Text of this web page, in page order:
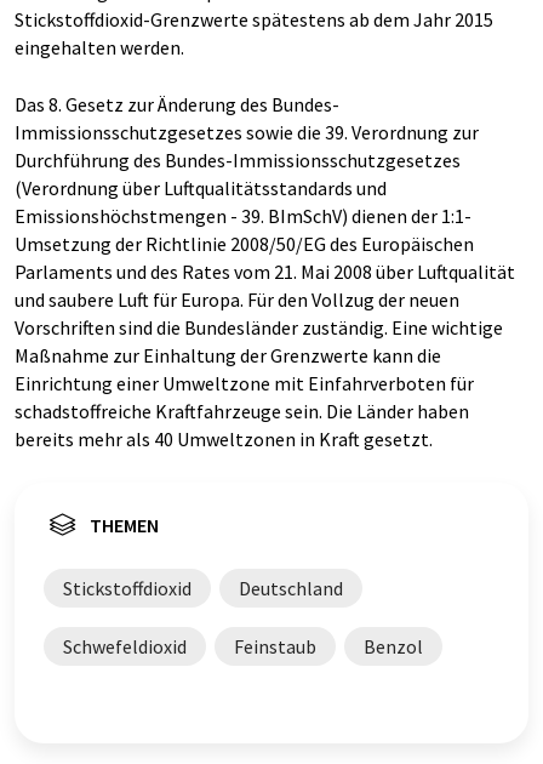
Stickstoffdioxid-Grenzwerte spätestens ab dem Jahr 2015
eingehalten werden.
Das 8. Gesetz zur Änderung des Bundes-
Immissionsschutzgesetzes sowie die 39. Verordnung zur
Durchführung des Bundes-Immissionsschutzgesetzes
(Verordnung über Luftqualitätsstandards und
Emissionshöchstmengen - 39. BImSchV) dienen der 1:1-
Umsetzung der Richtlinie 2008/50/EG des Europäischen
Parlaments und des Rates vom 21. Mai 2008 über Luftqualität
und saubere Luft für Europa. Für den Vollzug der neuen
Vorschriften sind die Bundesländer zuständig. Eine wichtige
Maßnahme zur Einhaltung der Grenzwerte kann die
Einrichtung einer Umweltzone mit Einfahrverboten für
schadstoffreiche Kraftfahrzeuge sein. Die Länder haben
bereits mehr als 40 Umweltzonen in Kraft gesetzt.
THEMEN
Stickstoffdioxid Deutschland
Schwefeldioxid Feinstaub Benzol